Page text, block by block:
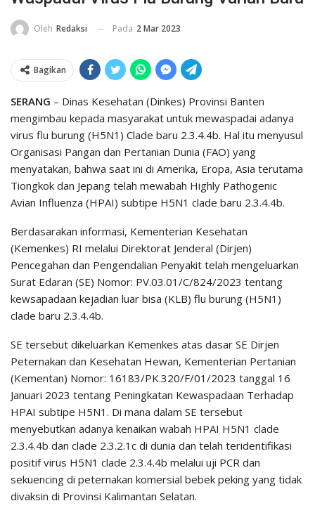
Oleh Redaksi Pada 2 Mar 2023
Bagikan
SERANG – Dinas Kesehatan (Dinkes) Provinsi Banten
mengimbau kepada masyarakat untuk mewaspadai adanya
virus flu burung (H5N1) Clade baru 2.3.4.4b. Hal itu menyusul
Organisasi Pangan dan Pertanian Dunia (FAO) yang
menyatakan, bahwa saat ini di Amerika, Eropa, Asia terutama
Tiongkok dan Jepang telah mewabah Highly Pathogenic
Avian Influenza (HPAI) subtipe H5N1 clade baru 2.3.4.4b.
Berdasarakan informasi, Kementerian Kesehatan
(Kemenkes) RI melalui Direktorat Jenderal (Dirjen)
Pencegahan dan Pengendalian Penyakit telah mengeluarkan
Surat Edaran (SE) Nomor: PV.03.01/C/824/2023 tentang
kewsapadaan kejadian luar bisa (KLB) flu burung (H5N1)
clade baru 2.3.4.4b.
SE tersebut dikeluarkan Kemenkes atas dasar SE Dirjen
Peternakan dan Kesehatan Hewan, Kementerian Pertanian
(Kementan) Nomor: 16183/PK.320/F/01/2023 tanggal 16
Januari 2023 tentang Peningkatan Kewaspadaan Terhadap
HPAI subtipe H5N1. Di mana dalam SE tersebut
menyebutkan adanya kenaikan wabah HPAI H5N1 clade
2.3.4.4b dan clade 2.3.2.1c di dunia dan telah teridentifikasi
positif virus H5N1 clade 2.3.4.4b melalui uji PCR dan
sekuencing di peternakan komersial bebek peking yang tidak
divaksin di Provinsi Kalimantan Selatan.